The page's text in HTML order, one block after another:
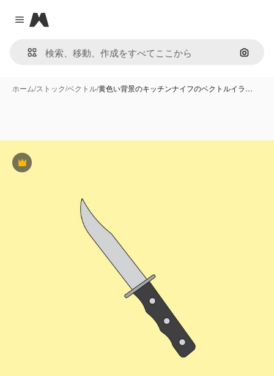
Close menu
Magnific
画像で
ホーム/ストック/ベクトル/黄色い背景のキッチンナイフのベクトルイラ…
Premium